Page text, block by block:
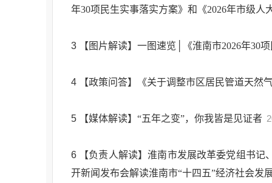
年30项民生实事落实方案》和《2026年市级
3 【图片解读】一图速览│《淮南市2026年30
4 【政策问答】《关于调整市区居民管道天然
5 【媒体解读】“五年之变”，你我皆是见证者
6
【负责人解读】淮南市发展改革委党组书
开新闻发布会解读淮南市“十四五”经济社会发